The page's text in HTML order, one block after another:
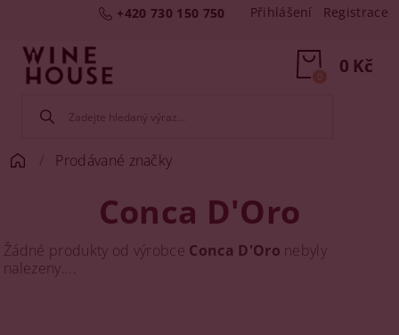
+420 730 150 750 Přihlášení Registrace
0 Kč
0
Prodávané značky
Conca D'Oro
Žádné produkty od výrobce Conca D'Oro nebyly
nalezeny....